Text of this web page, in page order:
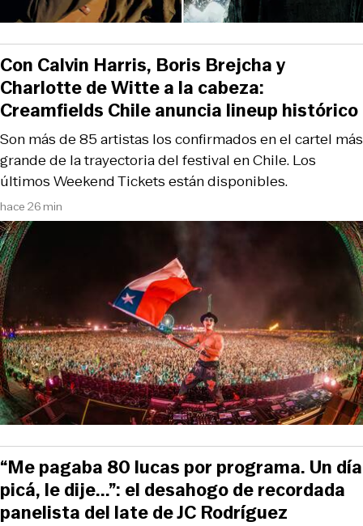
hace 26 min
Son más de 85 artistas los confirmados en el cartel más
grande de la trayectoria del festival en Chile. Los
últimos Weekend Tickets están disponibles.
Con Calvin Harris, Boris Brejcha y
Charlotte de Witte a la cabeza:
Creamfields Chile anuncia lineup histórico
“Me pagaba 80 lucas por programa. Un día
picá, le dije...”: el desahogo de recordada
panelista del late de JC Rodríguez